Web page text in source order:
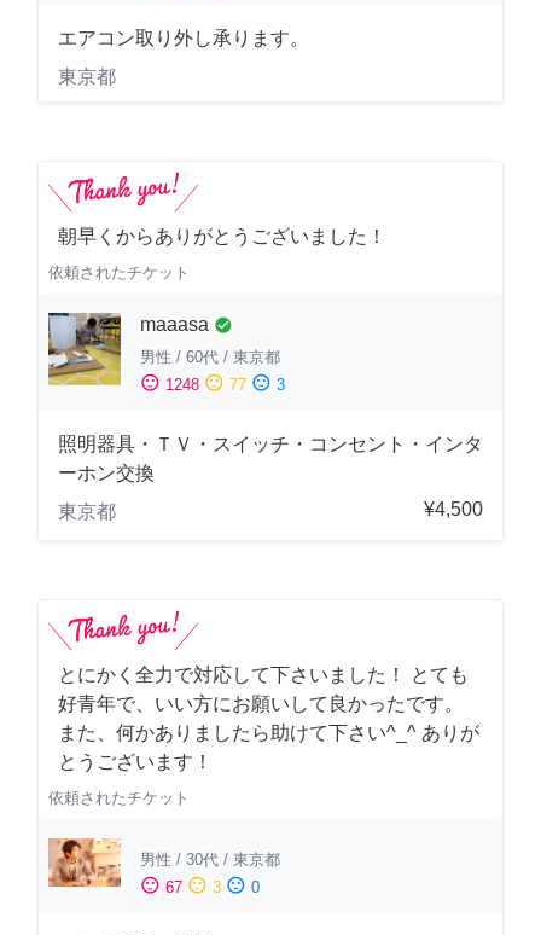
エアコン取り外し承ります。
東京都
朝早くからありがとうございました！
依頼されたチケット
maaasa check_circle
男性 / 60代 / 東京都
sentiment_satisfied 1248 sentiment_neutral 77 sentiment_dissatisfied 3
照明器具・ＴＶ・スイッチ・コンセント・インタ
ーホン交換
東京都
¥4,500
とにかく全力で対応して下さいました！ とても
好青年で、いい方にお願いして良かったです。
また、何かありましたら助けて下さい^_^ ありが
とうございます！
依頼されたチケット
男性 / 30代 / 東京都
sentiment_satisfied 67 sentiment_neutral 3 sentiment_dissatisfied 0